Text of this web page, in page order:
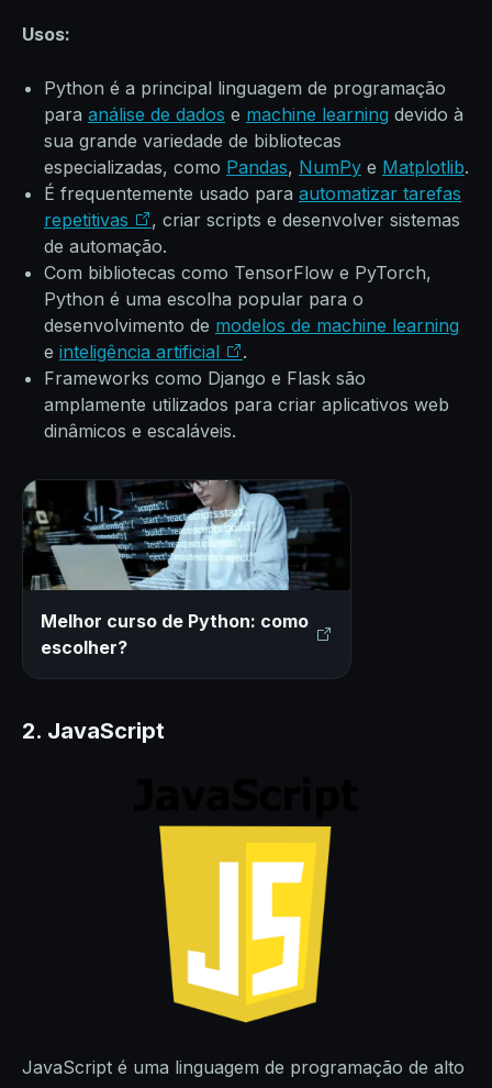
Usos:
Python é a principal linguagem de programação
para análise de dados e machine learning devido à
sua grande variedade de bibliotecas
especializadas, como Pandas, NumPy e Matplotlib.
É frequentemente usado para automatizar tarefas
repetitivas
, criar scripts e desenvolver sistemas
de automação.
Com bibliotecas como TensorFlow e PyTorch,
Python é uma escolha popular para o
desenvolvimento de modelos de machine learning
e inteligência artificial
.
Frameworks como Django e Flask são
amplamente utilizados para criar aplicativos web
dinâmicos e escaláveis.
Melhor curso de Python: como
escolher?
2. JavaScript
JavaScript é uma linguagem de programação de alto